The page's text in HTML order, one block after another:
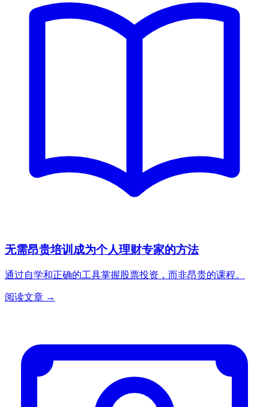
无需昂贵培训成为个人理财专家的方法
通过自学和正确的工具掌握股票投资，而非昂贵的课程。
阅读文章 →